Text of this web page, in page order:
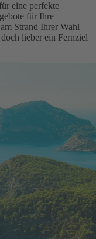
eine perfekte
für Ihre
Strand Ihrer Wahl
lieber ein Fernziel